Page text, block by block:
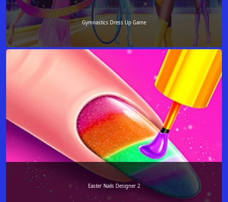
Gymnastics Dress Up Game
Easter Nails Designer 2